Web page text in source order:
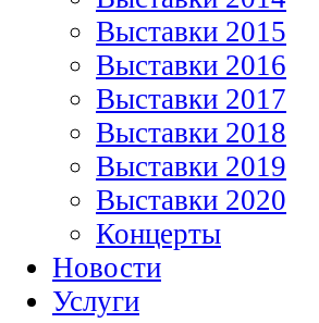
Выставки 2015
Выставки 2016
Выставки 2017
Выставки 2018
Выставки 2019
Выставки 2020
Концерты
Новости
Услуги